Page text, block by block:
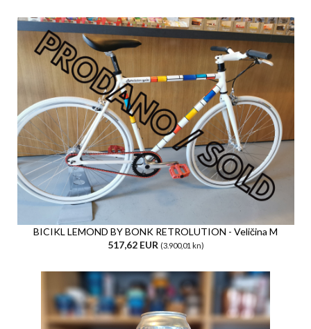
BICIKL LEMOND BY BONK RETROLUTION - Veličina M
517,62 EUR (3.900,01 kn)